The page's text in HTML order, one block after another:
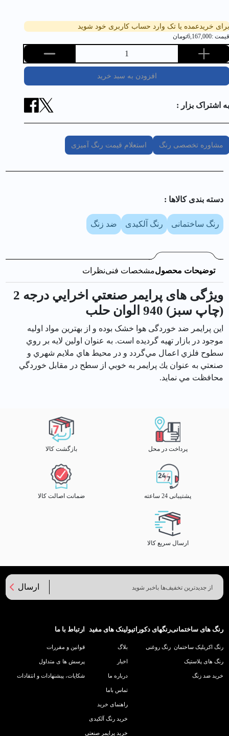
برای خریدعمده یا تک وارد حساب کاربری خود شوید
قیمت :6,167,000تومان
1
افزودن به سبد خرید
به اشتراک بزار :
مشاوره تخصصی رنگ استعلام قیمت رنگ آمیزی
دسته بندی کالا‌ها :
رنگ ساختمانی رنگ آلکیدی ضد زنگ
توضیحات محصولمشخصات فنینظرات
ویژگی های پرايمر صنعتي اخرايي درجه 2
(چاپ سبز) 940 الوان حلب
اين پرايمر ضد خوردگی هوا خشک بوده و از بهترين مواد اوليه
موجود در بازار تهيه گرديده است. به عنوان اولين لايه بر روي
سطوح فلزي اعمال مي‌گردد و در محيط هاي ملايم شهري و
صنعتي به عنوان يك پرايمر به خوبي از سطح در مقابل خوردگي
محافظت مي نمايد.
پرداخت در محل بازگشت کالا
پشتیبانی 24 ساعته ضمانت اصالت کالا
ارسال سریع کالا
ارسال
رنگ های ساختمانی
رنگ اکریلیک ساختمان
رنگ های پلاستیک
خرید ضد زنگ
رنگهای دکوراتیو
رنگ روغنی
لینک های مفید
بلاگ
اخبار
درباره ما
تماس باما
راهنمای خرید
خرید رنگ آلکیدی
خرید پرایمر صنعتی
ارتباط با ما
قوانین و مقررات
پرسش ها ی متداول
شکایات، پیشنهادات و انتقادات